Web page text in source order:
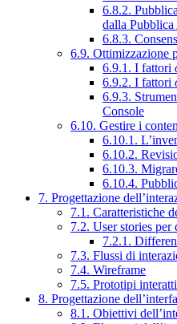
6.8.2.
dalla
6.8.3.
6.9. Ottimizzazione
6.9.1. I fattori
6.9.2. I fattori
6.9.3.
Console
6.10. Gestire i
6.10.1.
6.10.2.
6.10.3.
6.10.4.
7. Progettazione
7.1. Caratteristiche
7.2. User stories per
7.2.1.
7.3. Flussi di
7.4. Wireframe
7.5. Prototipi
8. Progettazione
8.1. Obiettivi